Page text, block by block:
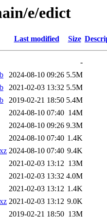
e/edict
Last modified Size
-
2024-08-10 09:26 5.5M
2021-02-03 13:32 5.5M
2019-02-21 18:50 5.4M
2024-08-10 07:40 14M
2024-08-10 09:26 9.3M
2024-08-10 07:40 1.4K
2024-08-10 07:40 9.4K
2021-02-03 13:12 13M
2021-02-03 13:32 4.0M
2021-02-03 13:12 1.4K
2021-02-03 13:12 9.0K
2019-02-21 18:50 13M